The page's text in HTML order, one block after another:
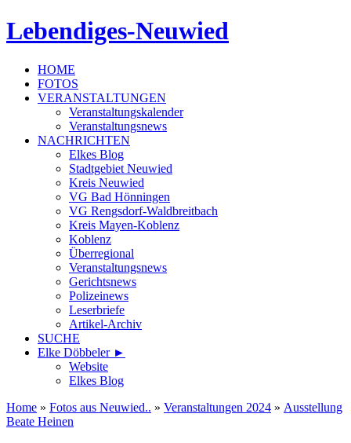
Lebendiges-Neuwied
HOME
FOTOS
VERANSTALTUNGEN
Veranstaltungskalender
Veranstaltungsnews
NACHRICHTEN
Elkes Blog
Stadtgebiet Neuwied
Kreis Neuwied
VG Bad Hönningen
VG Rengsdorf-Waldbreitbach
Kreis Mayen-Koblenz
Koblenz
Überregional
Veranstaltungsnews
Gerichtsnews
Polizeinews
Leserbriefe
Artikel-Archiv
SUCHE
Elke Döbbeler ►
Website
Elkes Blog
Home » Fotos aus Neuwied.. » Veranstaltungen 2024 » Ausstellung
Beate Heinen